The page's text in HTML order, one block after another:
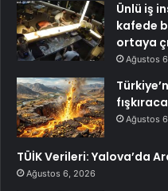
Ünlü iş
kafede
ortaya
Ağustos
Ağustos
TÜİK Verileri: Yalova’da
Ağustos 6, 2026